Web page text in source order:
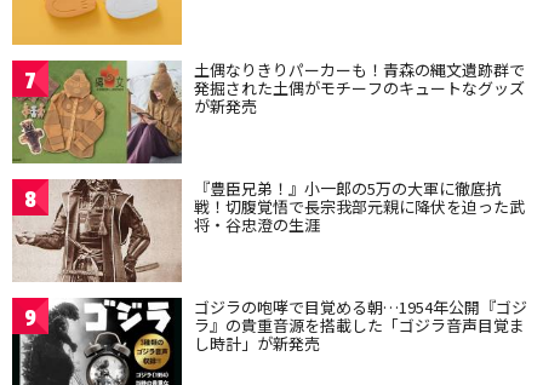
7 土偶なりきりパーカーも！青森の縄文遺跡群で
発掘された土偶がモチーフのキュートなグッズ
が新発売
8 『豊臣兄弟！』小一郎の5万の大軍に徹底抗
戦！切腹覚悟で長宗我部元親に降伏を迫った武
将・谷忠澄の生涯
9 ゴジラの咆哮で目覚める朝…1954年公開『ゴジ
ラ』の貴重音源を搭載した「ゴジラ音声目覚ま
し時計」が新発売